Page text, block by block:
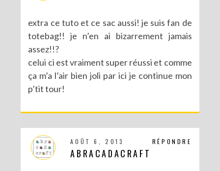
extra ce tuto et ce sac aussi! je suis fan de
totebag!! je n’en ai bizarrement jamais
assez!!?
celui ci est vraiment super réussi et comme
ça m’a l’air bien joli par ici je continue mon
p’tit tour!
RÉPONDRE
AOÛT 6, 2013
ABRACADACRAFT